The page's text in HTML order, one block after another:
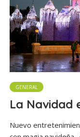
GENERAL
La Navidad
Nuevo